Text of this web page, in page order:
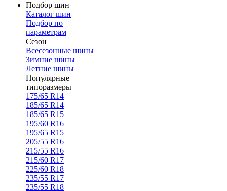
Подбор шин
Каталог шин
Подбор по
параметрам
Сезон
Всесезонные шины
Зимние шины
Летние шины
Популярные
типоразмеры
175/65 R14
185/65 R14
185/65 R15
195/60 R16
195/65 R15
205/55 R16
215/55 R16
215/60 R17
225/60 R18
235/55 R17
235/55 R18